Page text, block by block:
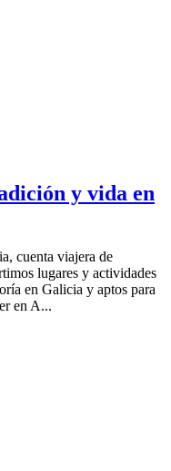
y vida en
cuenta viajera de
lugares y actividades
en Galicia y aptos para
en A...